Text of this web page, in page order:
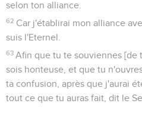
selon ton alliance.
62 Car j'établirai mon alliance
suis l'Eternel.
63 Afin que tu te souviennes [de
sois honteuse, et que tu
ta confusion, après que j'aurai
tout ce que tu auras fait, dit le